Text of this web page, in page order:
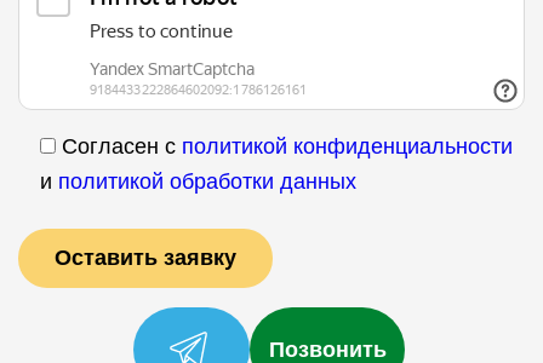
Согласен с политикой конфиденциальности
и политикой обработки данных
Позвонить